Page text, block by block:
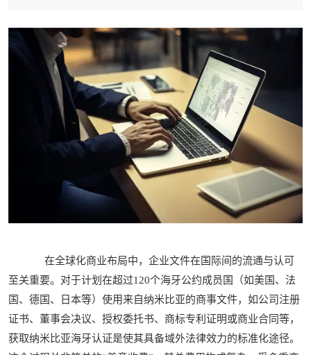
在全球化商业布局中，企业文件在国际间的流通与认可
至关重要。对于计划在超过120个海牙公约成员国（如美国、法
国、德国、日本等）使用来自纳米比亚的商事文件，如公司注册
证书、董事会决议、授权委托书、商标专利证明或商业合同等，
获取纳米比亚海牙认证是使其具备域外法律效力的标准化途径。